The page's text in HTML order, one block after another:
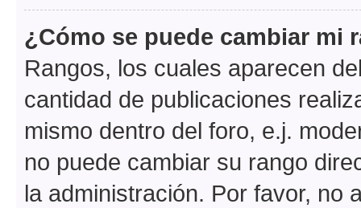
¿Cómo se puede cambiar mi
Rangos, los cuales aparecen
cantidad de publicaciones
mismo dentro del foro, e.j.
no puede cambiar su rango
la administración. Por favor, no